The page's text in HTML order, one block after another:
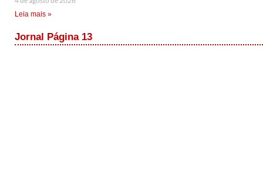
Leia mais »
Jornal Página 13